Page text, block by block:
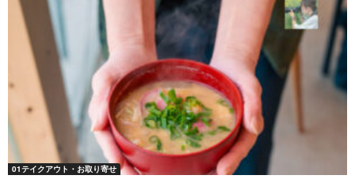
01テイクアウト・お取り寄せ